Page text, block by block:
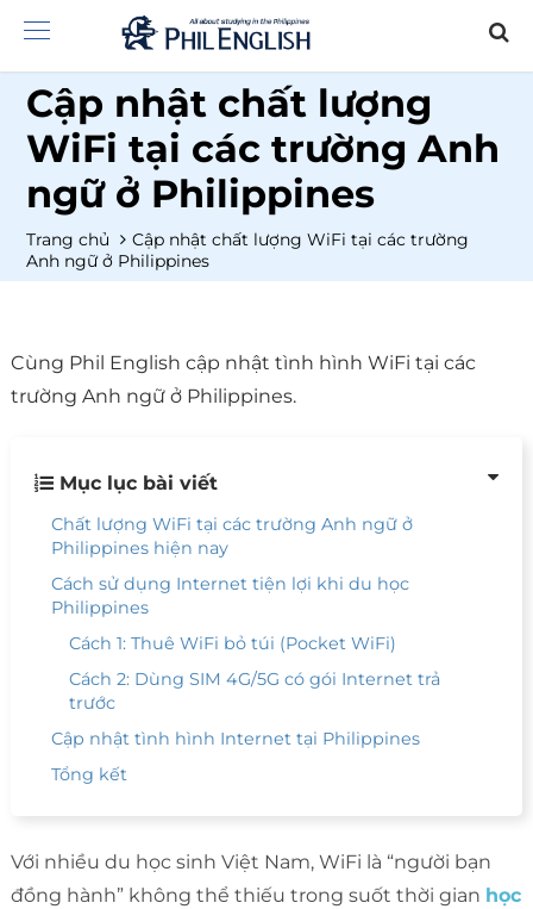
Cập nhật chất lượng
WiFi tại các trường Anh
ngữ ở Philippines
Trang chủ
Cập nhật chất lượng WiFi tại các trường
Anh ngữ ở Philippines
Cùng Phil English cập nhật tình hình WiFi tại các
trường Anh ngữ ở Philippines.
Mục lục bài viết
Chất lượng WiFi tại các trường Anh ngữ ở
Philippines hiện nay
Cách sử dụng Internet tiện lợi khi du học
Philippines
Cách 1: Thuê WiFi bỏ túi (Pocket WiFi)
Cách 2: Dùng SIM 4G/5G có gói Internet trả
trước
Cập nhật tình hình Internet tại Philippines
Tổng kết
Với nhiều du học sinh Việt Nam, WiFi là “người bạn
đồng hành” không thể thiếu trong suốt thời gian học